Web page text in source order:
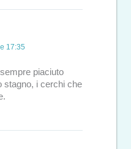
17:35
piaciuto
stagno, i cerchi che